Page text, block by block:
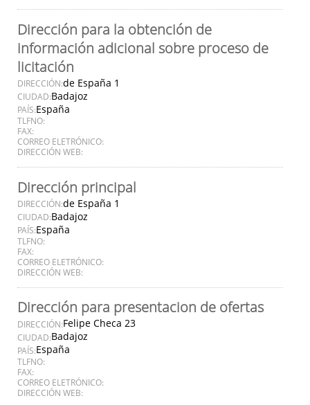
Dirección para la obtención de
información adicional sobre proceso de
licitación
DIRECCIÓN:de España 1
CIUDAD:Badajoz
PAÍS:España
TLFNO:
FAX:
CORREO ELETRÓNICO:
DIRECCIÓN WEB:
Dirección principal
DIRECCIÓN:de España 1
CIUDAD:Badajoz
PAÍS:España
TLFNO:
FAX:
CORREO ELETRÓNICO:
DIRECCIÓN WEB:
Dirección para presentacion de ofertas
DIRECCIÓN:Felipe Checa 23
CIUDAD:Badajoz
PAÍS:España
TLFNO:
FAX:
CORREO ELETRÓNICO:
DIRECCIÓN WEB: